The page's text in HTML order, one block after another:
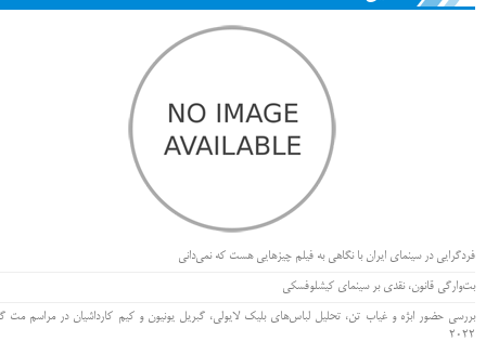
فردگرایی در سینمای ایران با نگاهی به فیلم چیزهایی هست که نمی‌دانی
بت‌وارگی قانون، نقدی بر سینمای کیشلوفسکی
بررسی حضور ابژه و غیاب تن، تحلیل لباس‌های بلیک لایولی، گبریل یونیون و کیم کارداشیان در مراسم مت
۲۰۲۲